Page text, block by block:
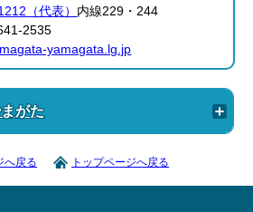
（代表） 内線229・244
2535
yamagata.lg.jp
がた
へ戻る トップページへ戻る